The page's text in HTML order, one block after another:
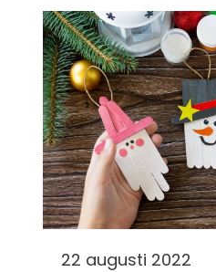
22 augusti 2022